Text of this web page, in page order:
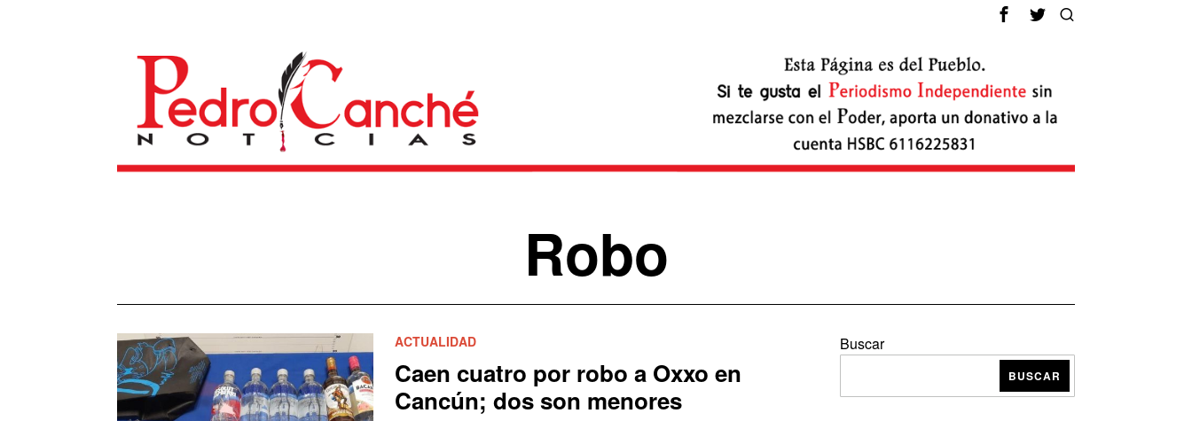
Robo
ACTUALIDAD
Caen cuatro por robo a Oxxo en
Cancún; dos son menores
Buscar
BUSCAR